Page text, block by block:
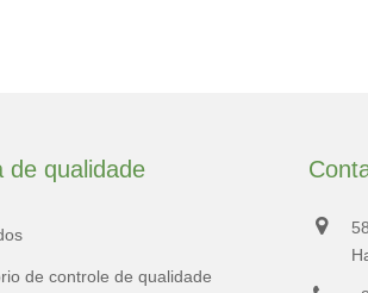
de qualidade
de controle de qualidade